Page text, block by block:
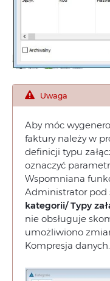
Uwaga
Aby móc
faktury należy w
definicji typu
oznaczyć parametr
Wspomniana
Administrator pod
kategorii/ Typy
nie obsługuje
umożliwiono
Kompresja danych.